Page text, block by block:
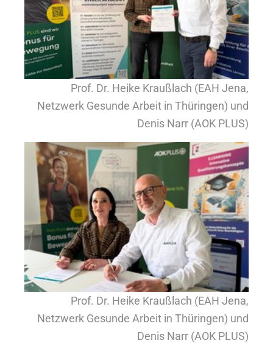
Prof. Dr. Heike Kraußlach (EAH Jena,
Netzwerk Gesunde Arbeit in Thüringen) und
Denis Narr (AOK PLUS)
Show larger version for:
Prof. Dr. Heike Kraußlach (EAH Jena,
Netzwerk Gesunde Arbeit in Thüringen) und
Denis Narr (AOK PLUS)